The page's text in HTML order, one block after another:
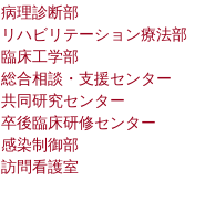
病理診断部
リハビリテーション療法部
臨床工学部
総合相談・支援センター
共同研究センター
卒後臨床研修センター
感染制御部
訪問看護室